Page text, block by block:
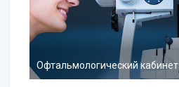
Офтальмологический кабинет